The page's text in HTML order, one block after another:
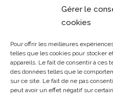
Gérer le
cookies
Pour offrir les meilleures
telles que les cookies pour stocker
appareils. Le fait de consentir à ces
des données telles que le
sur ce site. Le fait de ne pas
peut avoir un effet négatif sur